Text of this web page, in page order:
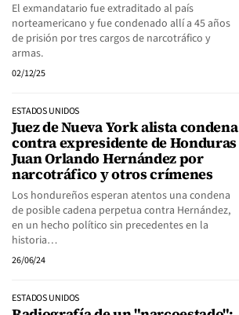
El exmandatario fue extraditado al país
norteamericano y fue condenado allí a 45 años
de prisión por tres cargos de narcotráfico y
armas.
02/12/25
ESTADOS UNIDOS
Juez de Nueva York alista condena
contra expresidente de Honduras
Juan Orlando Hernández por
narcotráfico y otros crímenes
Los hondureños esperan atentos una condena
de posible cadena perpetua contra Hernández,
en un hecho político sin precedentes en la
historia…
26/06/24
ESTADOS UNIDOS